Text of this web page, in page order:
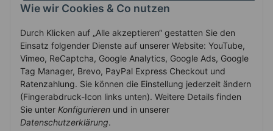
Wie wir Cookies & Co nutzen
Durch Klicken auf „Alle akzeptieren“ gestatten Sie den
Einsatz folgender Dienste auf unserer Website: YouTube,
Vimeo, ReCaptcha, Google Analytics, Google Ads, Google
Tag Manager, Brevo, PayPal Express Checkout und
Ratenzahlung. Sie können die Einstellung jederzeit ändern
(Fingerabdruck-Icon links unten). Weitere Details finden
Sie unter Konfigurieren und in unserer
Datenschutzerklärung.
Vertrag widerrufen
* Alle Preise inkl. gesetzlicher USt., zzgl.Versand
Service-Hotline +43-7758-30410